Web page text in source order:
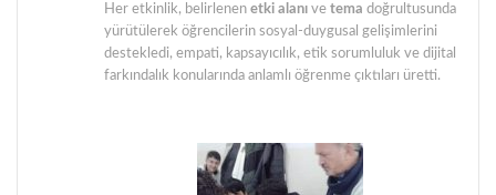
Her etkinlik, belirlenen etki alanı ve tema doğrultusunda
yürütülerek öğrencilerin sosyal-duygusal gelişimlerini
destekledi, empati, kapsayıcılık, etik sorumluluk ve dijital
farkındalık konularında anlamlı öğrenme çıktıları üretti.